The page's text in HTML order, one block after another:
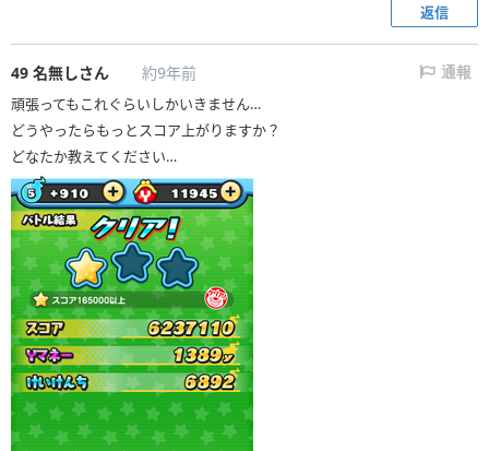
返信
49 名無しさん 約9年前 通報
頑張ってもこれぐらいしかいきません…
どうやったらもっとスコア上がりますか？
どなたか教えてください…